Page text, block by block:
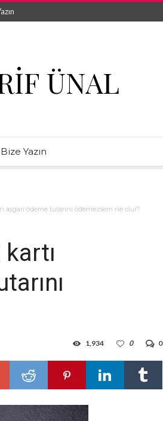
ÜNAL
Bize Yazın
ödeme tutarını ödemezsem ne olur?
0
0
1,934